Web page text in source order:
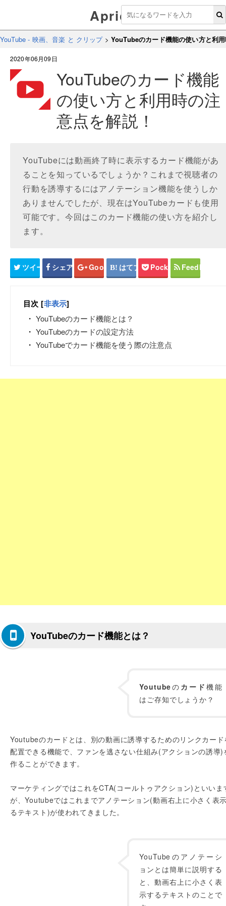
Aprico
YouTube - 映画、音楽 と クリップ>YouTubeのカード機能の使い方と利
2020年06月09日
YouTubeのカード機能
の使い方と利用時の注
意点を解説！
YouTubeには動画終了時に表示するカード機能があ
ることを知っているでしょうか？これまで視聴者の
行動を誘導するにはアノテーション機能を使うしか
ありませんでしたが、現在はYouTubeカードも使用
可能です。今回はこのカード機能の使い方を紹介し
ます。
ツイート シェア Google+ はてブ Pocket Feedly
目次 [非表示]
YouTubeのカード機能とは？
YouTubeのカードの設定方法
YouTubeでカード機能を使う際の注意点
YouTubeのカード機能とは？
Youtubeの カード機能
はご存知でしょうか？
Youtubeのカードとは、別の動画に誘導するためのリンクカード
配置できる機能で、ファンを逃さない仕組み(アクションの誘導)
作ることができます。
マーケティングではこれをCTA(コールトゥアクション)といいま
が、Youtubeではこれまでアノテーション(動画右上に小さく表
るテキスト)が使われてきました。
YouTubeのアノテーシ
ョンとは簡単に説明する
と、動画右上に小さく表
示するテキストのことで